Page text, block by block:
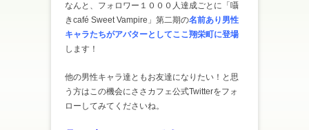
なんと、フォロワー１０００人達成ごとに「囁
きcafé Sweet Vampire」第二期の名前あり男性
キャラたちがアバターとしてここ翔栄町に登場
します！
他の男性キャラ達ともお友達になりたい！と思
う方はこの機会にささカフェ公式Twitterをフォ
ローしてみてくださいね。